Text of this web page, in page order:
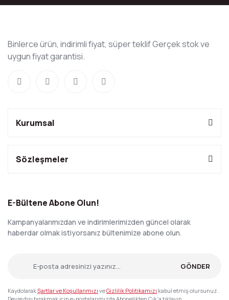
Binlerce ürün, indirimli fiyat, süper teklif Gerçek stok ve
uygun fiyat garantisi.
Kurumsal
Sözleşmeler
E-Bültene Abone Olun!
Kampanyalarımızdan ve indirimlerimizden güncel olarak
haberdar olmak istiyorsanız bültenimize abone olun.
GÖNDER
KaydolarakŞartlar ve Koşullarımızı veGizlilik Politikamızı kabul etmiş olursunuz.